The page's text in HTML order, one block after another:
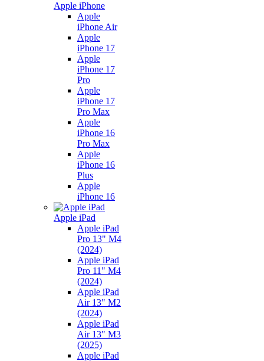
Apple iPhone
Apple
iPhone Air
Apple
iPhone 17
Apple
iPhone 17
Pro
Apple
iPhone 17
Pro Max
Apple
iPhone 16
Pro Max
Apple
iPhone 16
Plus
Apple
iPhone 16
Apple iPad
Apple iPad
Pro 13" M4
(2024)
Apple iPad
Pro 11" M4
(2024)
Apple iPad
Air 13" M2
(2024)
Apple iPad
Air 13" M3
(2025)
Apple iPad